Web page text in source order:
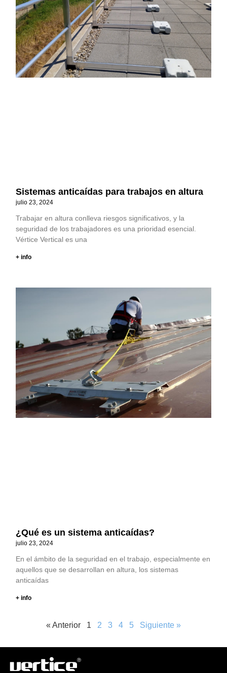
Sistemas anticaídas para trabajos en altura
julio 23, 2024
Trabajar en altura conlleva riesgos significativos, y la
seguridad de los trabajadores es una prioridad esencial.
Vértice Vertical es una
+ info
¿Qué es un sistema anticaídas?
julio 23, 2024
En el ámbito de la seguridad en el trabajo, especialmente en
aquellos que se desarrollan en altura, los sistemas
anticaídas
+ info
« Anterior 1 2 3 4 5 Siguiente »